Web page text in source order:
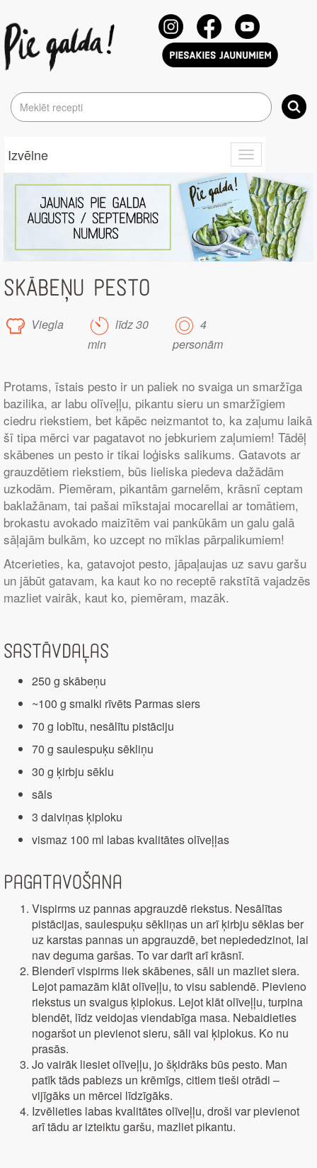
Toggle
navigation
Izvēlne
SKĀBEŅU PESTO
Viegla
līdz 30
min
4
personām
Protams, īstais pesto ir un paliek no svaiga un smaržīga
bazilika, ar labu olīveļļu, pikantu sieru un smaržīgiem
ciedru riekstiem, bet kāpēc neizmantot to, ka zaļumu laikā
šī tipa mērci var pagatavot no jebkuriem zaļumiem! Tādēļ
skābenes un pesto ir tikai loģisks salikums. Gatavots ar
grauzdētiem riekstiem, būs lieliska piedeva dažādām
uzkodām. Piemēram, pikantām garnelēm, krāsnī ceptam
baklažānam, tai pašai mīkstajai mocarellai ar tomātiem,
brokastu avokado maizītēm vai pankūkām un galu galā
sāļajām bulkām, ko uzcept no mīklas pārpalikumiem!
Atcerieties, ka, gatavojot pesto, jāpaļaujas uz savu garšu
un jābūt gatavam, ka kaut ko no receptē rakstītā vajadzēs
mazliet vairāk, kaut ko, piemēram, mazāk.
Sastāvdaļas
250 g skābeņu
~100 g smalki rīvēts Parmas siers
70 g lobītu, nesālītu pistāciju
70 g saulespuķu sēkliņu
30 g ķirbju sēklu
sāls
3 daiviņas ķiploku
vismaz 100 ml labas kvalitātes olīveļļas
Pagatavošana
Vispirms uz pannas apgrauzdē riekstus. Nesālītas
pistācijas, saulespuķu sēkliņas un arī ķirbju sēklas ber
uz karstas pannas un apgrauzdē, bet nepiededzinot, lai
nav deguma garšas. To var darīt arī krāsnī.
Blenderī vispirms liek skābenes, sāli un mazliet siera.
Lejot pamazām klāt olīveļļu, to visu sablendē. Pievieno
riekstus un svaigus ķiplokus. Lejot klāt olīveļļu, turpina
blendēt, līdz veidojas viendabīga masa. Nebaidieties
nogaršot un pievienot sieru, sāli vai ķiplokus. Ko nu
prasās.
Jo vairāk liesiet olīveļļu, jo šķidrāks būs pesto. Man
patīk tāds pabiezs un krēmīgs, citiem tieši otrādi –
vijīgāks un mērcei līdzīgāks.
Izvēlieties labas kvalitātes olīveļļu, droši var pievienot
arī tādu ar izteiktu garšu, mazliet pikantu.